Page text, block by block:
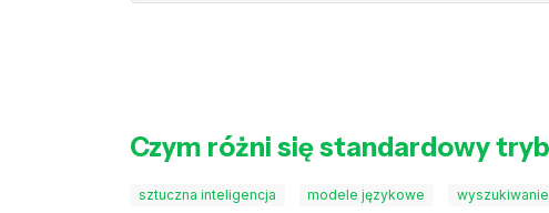
Czym różni się standardowy
sztuczna inteligencja modele językowe